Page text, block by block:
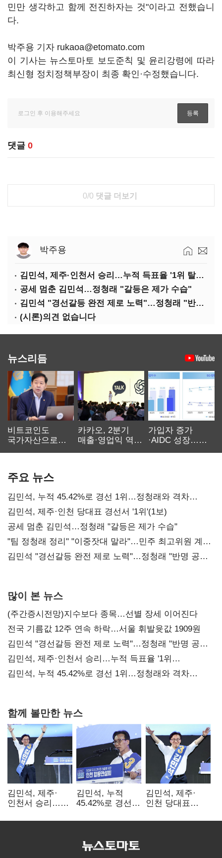
민만 생각하고 함께 전진하자는 것"이라고 전했습니
다.
박주용 기자 rukaoa@etomato.com
이 기사는 뉴스토마토 보도준칙 및 윤리강령에 따라
최신형 정치정책부장이 최종 확인·수정했습니다.
댓글 0
0/0 댓글 더보기
박주용
김민석, 제주·인천서 승리…누적 득표율 '1위 탈환'(종합)
공세 멈춘 김민석…정청래 "갈등은 제가 수습"
김민석 "경선갈등 완전 제로 노력"…정청래 "반명 공세 사과부터"
(시론)의견 없습니다
뉴스리듬
비트코인도
국가자산으로…'
카카오, 2분기
매출·영업익 역대
가입자 증가
·AIDC 성장…
주요 뉴스
김민석, 누적 45.42%로 경선 1위…정청래와 격차
0.86%p(2보)
김민석, 제주·인천 당대표 경선서 '1위'(1보)
공세 멈춘 김민석…정청래 "갈등은 제가 수습"
"팀 정청래 정리" "이중잣대 말라"…민주 최고위원 계파
다툼 격화
김민석 "경선갈등 완전 제로 노력"…정청래 "반명 공세
많이 본 뉴스
(주간증시전망)지수보다 종목…선별 장세 이어진다
전국 기름값 12주 연속 하락…서울 휘발윳값 1909원
김민석 "경선갈등 완전 제로 노력"…정청래 "반명 공세
사과부터"
김민석, 제주·인천서 승리…누적 득표율 '1위
탈환'(종합)
김민석, 누적 45.42%로 경선 1위…정청래와 격차
함께 볼만한 뉴스
김민석, 제주·
인천서 승리…
탈환'(종합)
김민석, 누적
45.42%로 경선
격차
김민석, 제주·
인천 당대표